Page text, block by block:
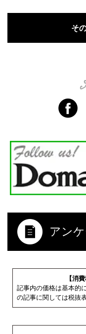
そ
アンケ
【消
記事内の価格は基本的
の記事に関しては税抜